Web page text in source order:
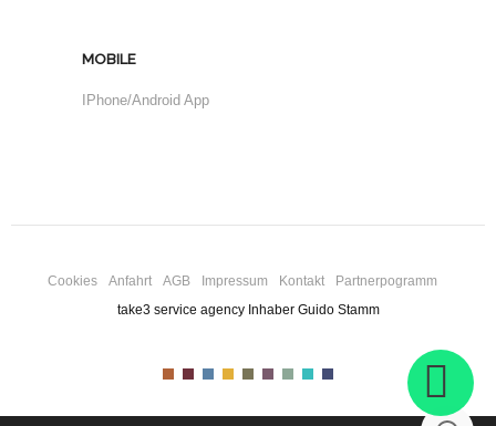
MOBILE
IPhone/Android App
Cookies Anfahrt AGB Impressum Kontakt
Partnerpogramm
take3 service agency Inhaber Guido Stamm